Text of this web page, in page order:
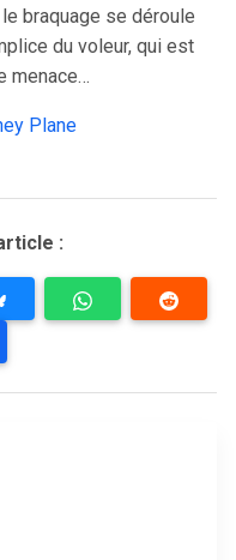
braquage se déroule
du voleur, qui est
menace…
Plane
: